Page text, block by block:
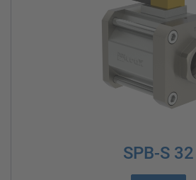
SPB-S 32